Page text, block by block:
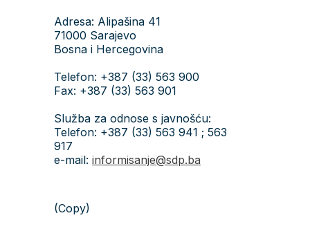
Adresa: Alipašina 41
71000 Sarajevo
Bosna i Hercegovina
Telefon: +387 (33) 563 900
Fax: +387 (33) 563 901
Služba za odnose s javnošću:
Telefon: +387 (33) 563 941 ; 563
917
e-mail: informisanje@sdp.ba
(Copy)